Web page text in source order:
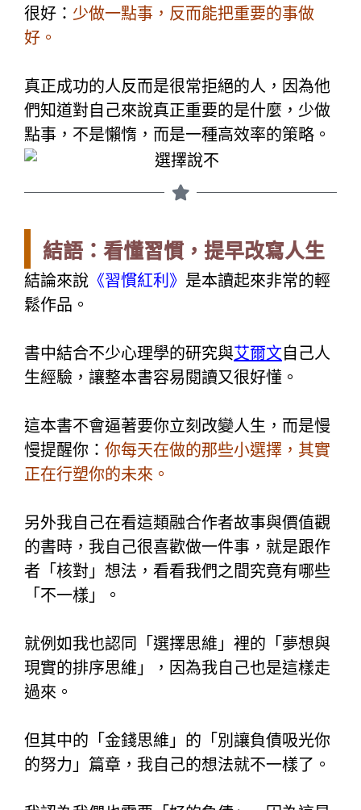
很好： 少做一點事，反而能把重要的事做
好。
真正成功的人反而是很常拒絕的人，因為他
們知道對自己來說真正重要的是什麼，少做
點事，不是懶惰，而是一種高效率的策略。
結語：看懂習慣，提早改寫人生
結論來說 《習慣紅利》 是本讀起來非常的輕
鬆作品。
書中結合不少心理學的研究與艾爾文 自己人
生經驗，讓整本書容易閱讀又很好懂。
這本書不會逼著要你立刻改變人生，而是慢
慢提醒你： 你每天在做的那些小選擇，其實
正在行塑你的未來。
另外我自己在看這類融合作者故事與價值觀
的書時，我自己很喜歡做一件事，就是跟作
者「核對」想法，看看我們之間究竟有哪些
「不一樣」。
就例如我也認同「選擇思維」裡的「夢想與
現實的排序思維」，因為我自己也是這樣走
過來。
但其中的「金錢思維」的「別讓負債吸光你
的努力」篇章，我自己的想法就不一樣了。